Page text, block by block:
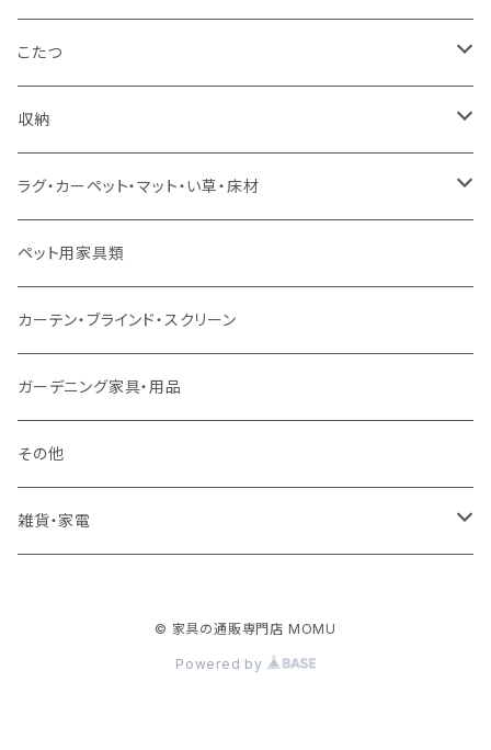
コーナーソファ
ソファセット
スツール・オットマン
ソファ付属品
クッション・座椅子
ワイドダブルサイズ以上（フレームのみ）
シングルサイズ以下（マットレス付）
セミダブルサイズ（マットレス付）
ダブルサイズ（マットレス付）
ダブルサイズ以上（マットレス付）
ロフトベッド
二段ベッド
マットレス
ダイニング5点・6点セット
ダイニング7点セット以上
ダイニングテーブル
カウンターテーブル
リフティングテーブル
サイドテーブル・コーヒーテーブル
デスク
ダイニングチェア
カウンターチェア
キッズチェア
オフィスチェア・ゲーミングチェア
ダイニングベンチ・スツール
こたつ
こたつテーブル
こたつ布団
コタツ・布団セット
収納
本棚・シェルフ
食器棚・収納庫
レンジ台・カウンター
ラック
TVボード
キャビネット・飾り棚
ラグ・カーペット・マット・い草・床材
マット・フロアタイル
ラグ
カーペット
ペット用家具類
カーテン・ブラインド・スクリーン
ガーデニング家具・用品
その他
雑貨・家電
© 家具の通販専門店 MOMU
Powered by